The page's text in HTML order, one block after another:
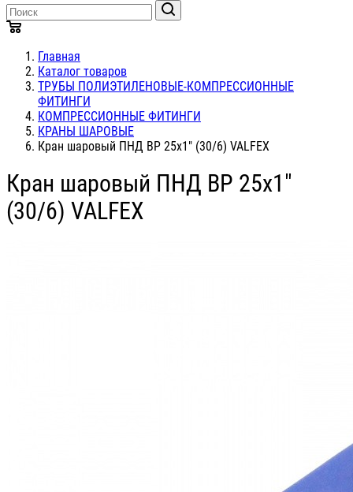
Главная
Каталог товаров
ТРУБЫ ПОЛИЭТИЛЕНОВЫЕ-КОМПРЕССИОННЫЕ
ФИТИНГИ
КОМПРЕССИОННЫЕ ФИТИНГИ
КРАНЫ ШАРОВЫЕ
Кран шаровый ПНД ВР 25х1" (30/6) VALFEX
Кран шаровый ПНД ВР 25х1"
(30/6) VALFEX